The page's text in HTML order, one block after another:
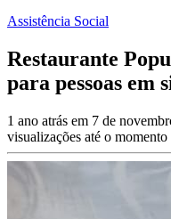
Assistência Social
Restaurante
para pessoas em
1 ano atrás em 7 de
visualizações até o momento